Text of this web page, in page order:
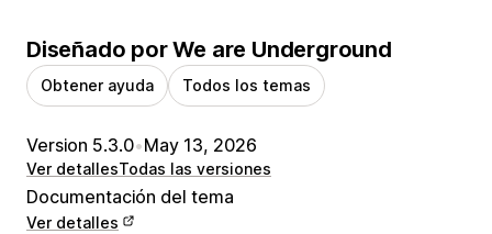
Diseñado por We are Underground
Obtener ayuda Todos los temas
Version 5.3.0•May 13, 2026
Ver detallesTodas las versiones
Documentación del tema
Ver detalles